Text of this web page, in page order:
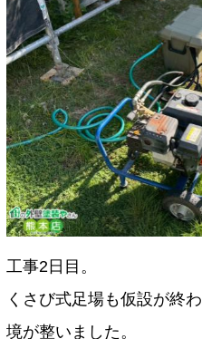
工事2日目。
くさび式足場も仮設が終
境が整いました。